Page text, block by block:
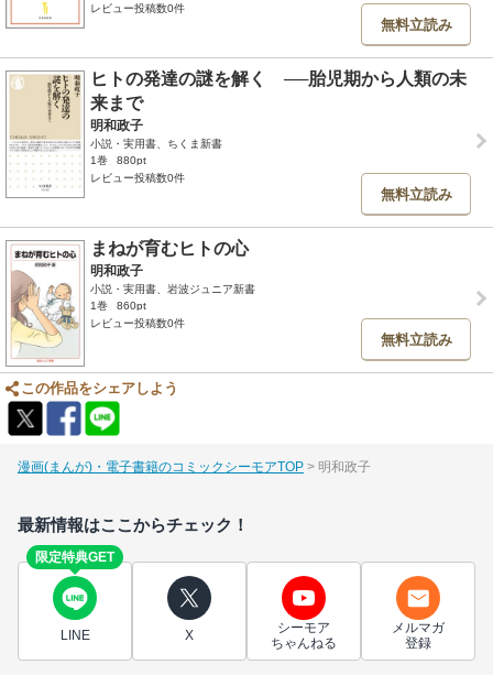
レビュー投稿数0件
無料立読み
ヒトの発達の謎を解く ──胎児期から人類の未
来まで
明和政子
小説・実用書、ちくま新書
1巻
880pt
レビュー投稿数0件
無料立読み
まねが育むヒトの心
明和政子
小説・実用書、岩波ジュニア新書
1巻
860pt
レビュー投稿数0件
無料立読み
この作品をシェアしよう
漫画(まんが)・電子書籍のコミックシーモアTOP 明和政子
最新情報はここからチェック！
限定特典GET
LINE X
シーモア
ちゃんねる
メルマガ
登録